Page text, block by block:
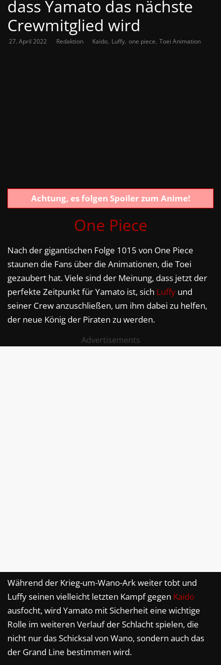
dass Yamato das nächste
Crewmitglied wird
27. April 2022 Redaktion Kaido, Luffy, one piece, Toei Animation
Achtung, es folgen Spoiler zum Anime!
One Piece
Nach der gigantischen Folge 1015 von One Piece
staunen die Fans über die Animationen, die Toei
gezaubert hat. Viele sind der Meinung, dass jetzt der
perfekte Zeitpunkt für Yamato ist, sich Luffy und
seiner Crew anzuschließen, um ihm dabei zu helfen,
der neue König der Piraten zu werden.
Advertisements
Während der Krieg-um-Wano-Ark weiter tobt und
Luffy seinen vielleicht letzten Kampf gegen Kaido
ausfocht, wird Yamato mit Sicherheit eine wichtige
Rolle im weiteren Verlauf der Schlacht spielen, die
nicht nur das Schicksal von Wano, sondern auch das
der Grand Line bestimmen wird.